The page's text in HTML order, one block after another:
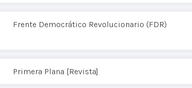
Frente Democrático Revolucionario (FDR)
Primera Plana [Revista]